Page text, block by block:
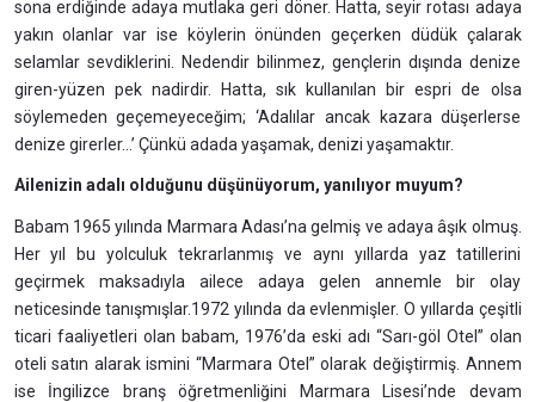
sona erdiğinde adaya mutlaka geri döner. Hatta, seyir rotası adaya
yakın olanlar var ise köylerin önünden geçerken düdük çalarak
selamlar sevdiklerini. Nedendir bilinmez, gençlerin dışında denize
giren-yüzen pek nadirdir. Hatta, sık kullanılan bir espri de olsa
söylemeden geçemeyeceğim; ‘Adalılar ancak kazara düşerlerse
denize girerler...’ Çünkü adada yaşamak, denizi yaşamaktır.
Ailenizin adalı olduğunu düşünüyorum, yanılıyor muyum?
Babam 1965 yılında Marmara Adası’na gelmiş ve adaya âşık olmuş.
Her yıl bu yolculuk tekrarlanmış ve aynı yıllarda yaz tatillerini
geçirmek maksadıyla ailece adaya gelen annemle bir olay
neticesinde tanışmışlar.1972 yılında da evlenmişler. O yıllarda çeşitli
ticari faaliyetleri olan babam, 1976’da eski adı “Sarı-göl Otel” olan
oteli satın alarak ismini “Marmara Otel” olarak değiştirmiş. Annem
ise İngilizce branş öğretmenliğini Marmara Lisesi’nde devam